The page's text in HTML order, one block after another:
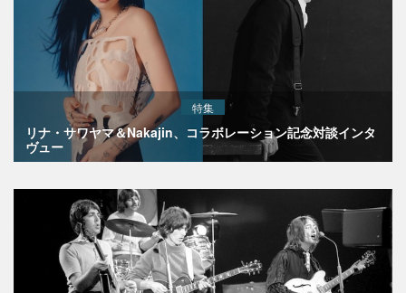
特集
リナ・サワヤマ＆Nakajin、コラボレーション記念対談インタ
ヴュー